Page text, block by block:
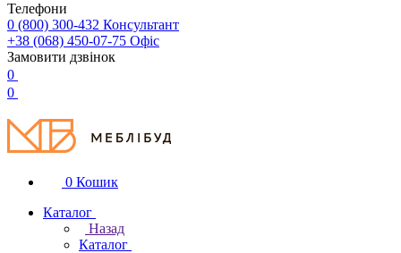
Телефони
0 (800) 300-432 Консультант
+38 (068) 450-07-75 Офіс
Замовити дзвінок
0
0
0 Кошик
Каталог
Назад
Каталог